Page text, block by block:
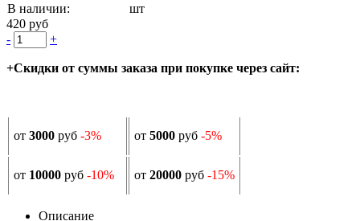
В наличии:
шт
420 руб
-
+
+Скидки от суммы заказа при покупке через сайт:
от 3000 руб -3% от 5000 руб -5%
от 10000 руб -10% от 20000 руб -15%
Описание